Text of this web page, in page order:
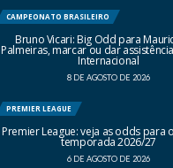
CAMPEONATO BRASILEIRO
Bruno Vicari: Big Odd para
Palmeiras, marcar ou dar
Internacional
8 DE AGOSTO DE 2026
PREMIER LEAGUE
Premier League: veja as odds para
temporada 2026/27
6 DE AGOSTO DE 2026